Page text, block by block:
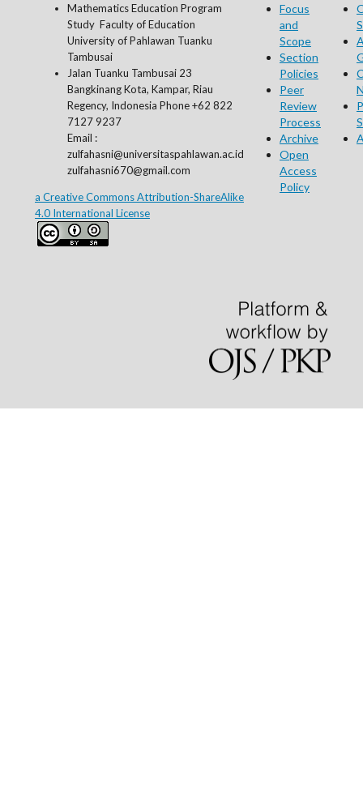
Mathematics Education Program
Study Faculty of Education
University of Pahlawan Tuanku
Tambusai
Jalan Tuanku Tambusai 23
Bangkinang Kota, Kampar, Riau
Regency, Indonesia Phone +62 822
7127 9237
Email :
zulfahasni@universitaspahlawan.ac.id
zulfahasni670@gmail.com
a Creative Commons Attribution-ShareAlike
4.0 International License
Focus
and
Scope
Section
Policies
Peer
Review
Process
Archive
Open
Access
Policy